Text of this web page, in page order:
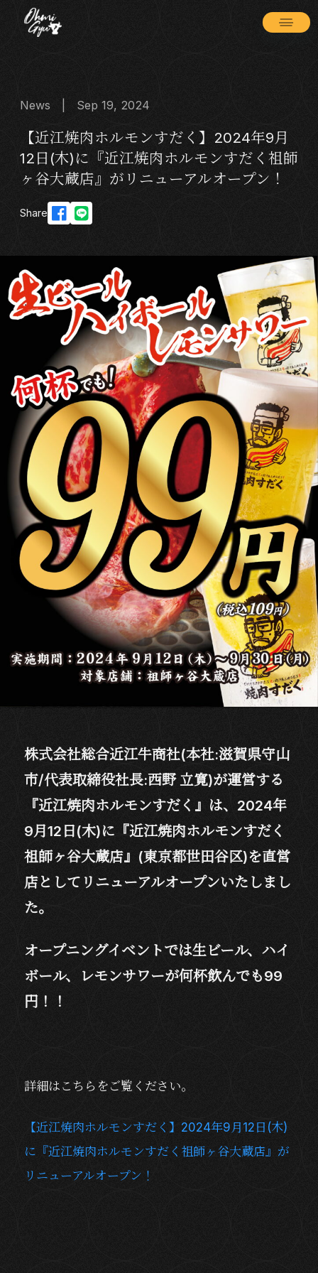
News | Sep 19, 2024
【近江焼肉ホルモンすだく】2024年9月
12日(木)に『近江焼肉ホルモンすだく祖師
ヶ谷大蔵店』がリニューアルオープン！
Share
株式会社総合近江牛商社(本社:滋賀県守山
市/代表取締役社長:西野 立寛)が運営する
『近江焼肉ホルモンすだく』は、2024年
9月12日(木)に『近江焼肉ホルモンすだく
祖師ヶ谷大蔵店』(東京都世田谷区)を直営
店としてリニューアルオープンいたしまし
た。
オープニングイベントでは生ビール、ハイ
ボール、レモンサワーが何杯飲んでも99
円！！
詳細はこちらをご覧ください。
【近江焼肉ホルモンすだく】2024年9月12日(木)
に『近江焼肉ホルモンすだく祖師ヶ谷大蔵店』が
リニューアルオープン！